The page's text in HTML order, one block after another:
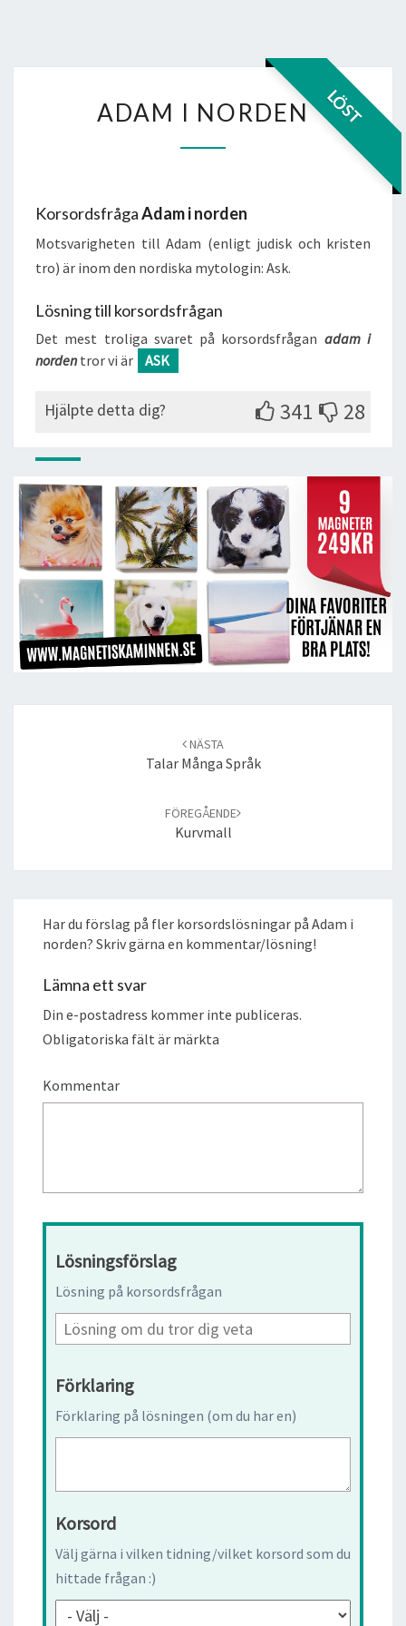
LÖST
I
ADAM I NORDEN
KorsordsfrågaAdam i norden
Motsvarigheten till Adam (enligt judisk och kristen
tro) är inom den nordiska mytologin: Ask.
Lösning till korsordsfrågan
Det mest troliga svaret på korsordsfrågan adam i
nordentror vi är ASK
Hjälpte detta dig? 341 28
NÄSTA
Talar Många Språk
FÖREGÅENDE
Kurvmall
Har du förslag på fler korsordslösningar på Adam i
norden? Skriv gärna en kommentar/lösning!
Lämna ett svar
Din e-postadress kommer inte publiceras.
Obligatoriska fält är märkta
Kommentar
Lösningsförslag
Lösning på korsordsfrågan
Förklaring
Förklaring på lösningen (om du har en)
Korsord
Välj gärna i vilken tidning/vilket korsord som du
hittade frågan :)